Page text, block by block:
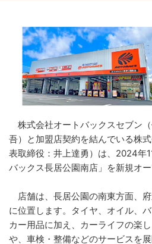
株式会社オートバックスセブン
吾）と加盟店契約を結んでいる株
表取締役：井上達勇）は、2024年
バックス長居公園南店」を新規オー
店舗は、長居公園の南東方面、
に位置します。タイヤ、オイル、
カー用品に加え、カーライフの楽
や、車検・整備などのサービスを